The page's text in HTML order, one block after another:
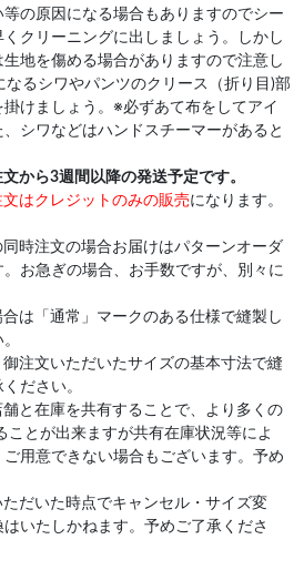
の原因になる場合もありますのでシー
クリーニングに出しましょう。しかし
地を傷める場合がありますので注意し
なるシワやパンツのクリース（折り目)部
けましょう。※必ずあて布をしてアイ
シワなどはハンドスチーマーがあると
から3週間以降の発送予定です。
文はクレジットのみの販売になります。
時注文の場合お届けはパターンオーダ
お急ぎの場合、お手数ですが、別々に
は「通常」マークのある仕様で縫製し
注文いただいたサイズの基本寸法で縫
ださい。
と在庫を共有することで、より多くの
ことが出来ますが共有在庫状況等によ
用意できない場合もございます。予め
だいた時点でキャンセル・サイズ変
いたしかねます。予めご了承くださ